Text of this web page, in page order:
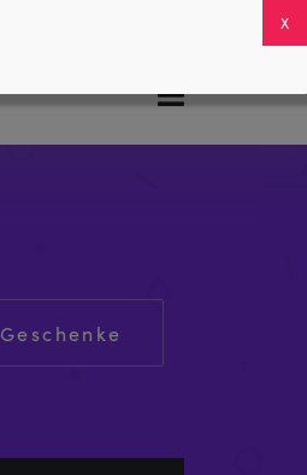
Geschenke